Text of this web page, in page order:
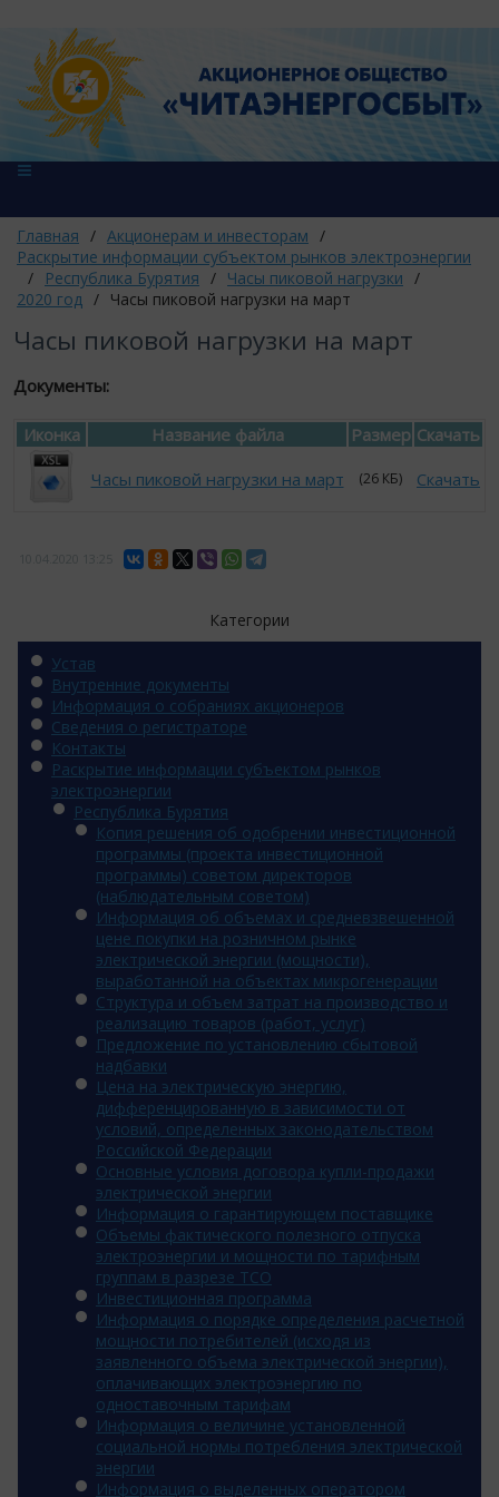
Главная / Акционерам и инвесторам /
Раскрытие информации субъектом рынков электроэнергии
/
Республика Бурятия / Часы пиковой нагрузки /
2020 год / Часы пиковой нагрузки на март
Часы пиковой нагрузки на март
Документы:
Иконка Название файла Размер Скачать
Часы пиковой нагрузки на март
(26 КБ) Скачать
Категории
Устав
Внутренние документы
Информация о собраниях акционеров
Сведения о регистраторе
Контакты
Раскрытие информации субъектом рынков
электроэнергии
Республика Бурятия
Копия решения об одобрении инвестиционной
программы (проекта инвестиционной
программы) советом директоров
(наблюдательным советом)
Информация об объемах и средневзвешенной
цене покупки на розничном рынке
электрической энергии (мощности),
выработанной на объектах микрогенерации
Структура и объем затрат на производство и
реализацию товаров (работ, услуг)
Предложение по установлению сбытовой
надбавки
Цена на электрическую энергию,
дифференцированную в зависимости от
условий, определенных законодательством
Российской Федерации
Основные условия договора купли-продажи
электрической энергии
Информация о гарантирующем поставщике
Объемы фактического полезного отпуска
электроэнергии и мощности по тарифным
группам в разрезе ТСО
Инвестиционная программа
Информация о порядке определения расчетной
мощности потребителей (исходя из
заявленного объема электрической энергии),
оплачивающих электроэнергию по
одноставочным тарифам
Информация о величине установленной
социальной нормы потребления электрической
энергии
Информация о выделенных оператором